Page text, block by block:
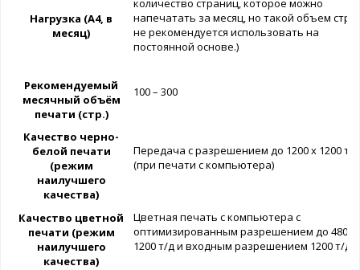
Нагрузка (А4, в
месяц)
количество страниц, которое можно
напечатать за месяц, но такой объем
не рекомендуется использовать на
постоянной основе.)
Рекомендуемый
месячный объём
печати (стр.)
100 – 300
Качество черно-
белой печати
(режим
наилучшего
качества)
Передача с разрешением до 1200 х 1200 т/д
(при печати с компьютера)
Качество цветной
печати (режим
наилучшего
качества)
Цветная печать с компьютера с
оптимизированным разрешением до 4800
1200 т/д и входным разрешением 1200 т/д